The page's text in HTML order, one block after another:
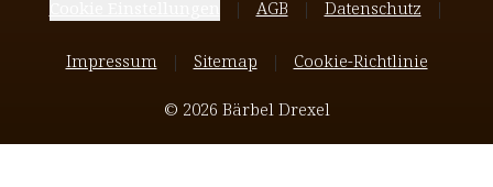
AGB Datenschutz
Impressum Sitemap Cookie-Richtlinie
© 2026 Bärbel Drexel